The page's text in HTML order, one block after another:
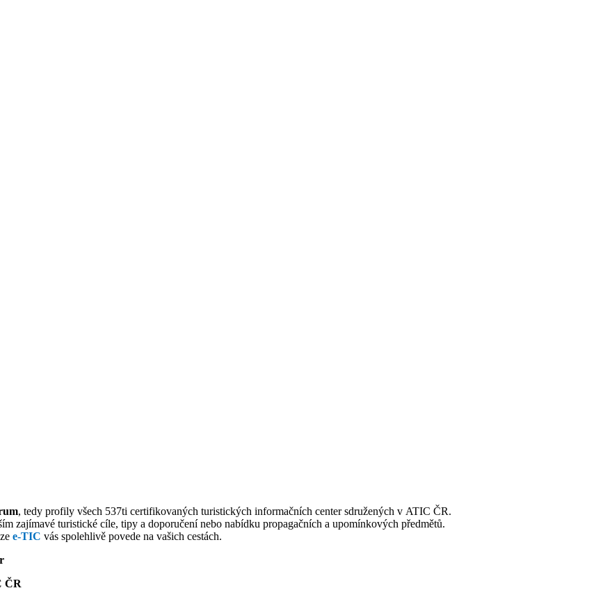
, tedy profily všech 537ti certifikovaných turistických informačních center sdružených v ATIC ČR.
zajímavé turistické cíle, tipy a doporučení nebo nabídku propagačních a upomínkových předmětů.
e-TIC vás spolehlivě povede na vašich cestách.
ČR